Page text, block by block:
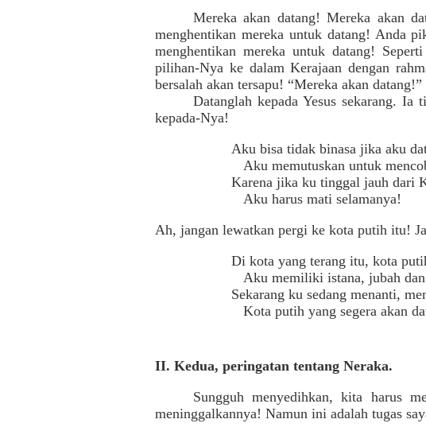
Mereka akan datang! Mereka akan
menghentikan mereka untuk datang! Anda
menghentikan mereka untuk datang!
pilihan-Nya ke dalam Kerajaan dengan
bersalah akan tersapu! “Mereka akan
Datanglah kepada Yesus sekarang.
kepada-Nya!
Aku bisa tidak binasa jika aku
Aku memutuskan untuk
Karena jika ku tinggal jauh dari
Aku harus mati selamanya!
Ah, jangan lewatkan pergi ke kota putih itu!
Di kota yang terang itu, kota
Aku memiliki istana, jubah
Sekarang ku sedang menanti,
Kota putih yang segera akan
II. Kedua, peringatan tentang Neraka.
Sungguh menyedihkan, kita harus
meninggalkannya! Namun ini adalah tugas